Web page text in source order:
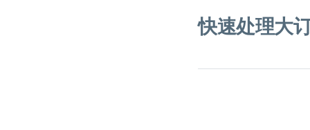
快速处理大